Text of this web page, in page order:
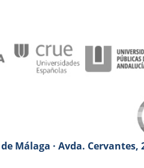
Málaga · Avda. Cervantes,